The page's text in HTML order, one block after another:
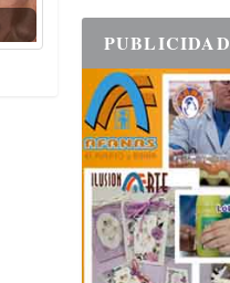
PUBLICIDAD